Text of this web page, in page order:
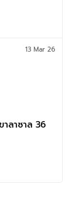
าลาซาล 36
13 Mar 26